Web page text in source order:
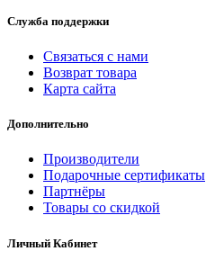
Служба поддержки
Связаться с нами
Возврат товара
Карта сайта
Дополнительно
Производители
Подарочные сертификаты
Партнёры
Товары со скидкой
Личный Кабинет